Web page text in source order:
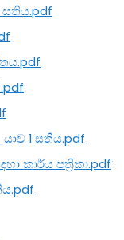
සතිය.pdf
1 සතිය.pdf
කාර්ය පත්‍රිකා.pdf